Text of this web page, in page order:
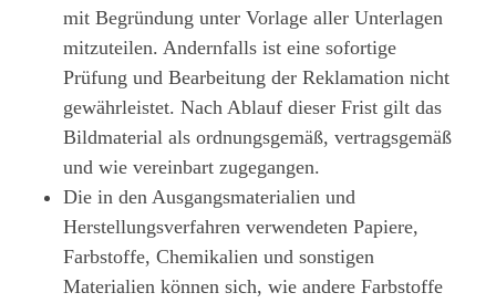
mit Begründung unter Vorlage aller Unterlagen
mitzuteilen. Andernfalls ist eine sofortige
Prüfung und Bearbeitung der Reklamation nicht
gewährleistet. Nach Ablauf dieser Frist gilt das
Bildmaterial als ordnungsgemäß, vertragsgemäß
und wie vereinbart zugegangen.
Die in den Ausgangsmaterialien und
Herstellungsverfahren verwendeten Papiere,
Farbstoffe, Chemikalien und sonstigen
Materialien können sich, wie andere Farbstoffe